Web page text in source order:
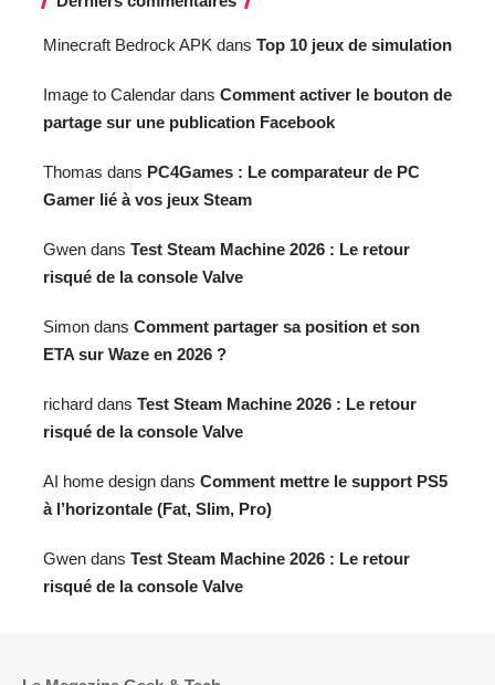
Minecraft Bedrock APK dans Top 10 jeux de simulation
Image to Calendar dans Comment activer le bouton de
partage sur une publication Facebook
Thomas dans PC4Games : Le comparateur de PC
Gamer lié à vos jeux Steam
Gwen dans Test Steam Machine 2026 : Le retour
risqué de la console Valve
Simon dans Comment partager sa position et son
ETA sur Waze en 2026 ?
richard dans Test Steam Machine 2026 : Le retour
risqué de la console Valve
AI home design dans Comment mettre le support PS5
à l’horizontale (Fat, Slim, Pro)
Gwen dans Test Steam Machine 2026 : Le retour
risqué de la console Valve